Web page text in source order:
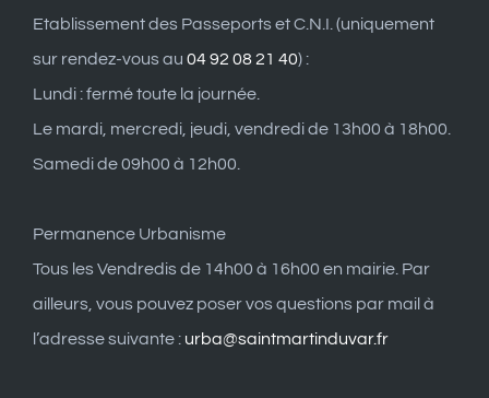
Etablissement des Passeports et C.N.I. (uniquement
sur rendez-vous au 04 92 08 21 40) :
Lundi : fermé toute la journée.
Le mardi, mercredi, jeudi, vendredi de 13h00 à 18h00.
Samedi de 09h00 à 12h00.
Permanence Urbanisme
Tous les Vendredis de 14h00 à 16h00 en mairie. Par
ailleurs, vous pouvez poser vos questions par mail à
l’adresse suivante : urba@saintmartinduvar.fr